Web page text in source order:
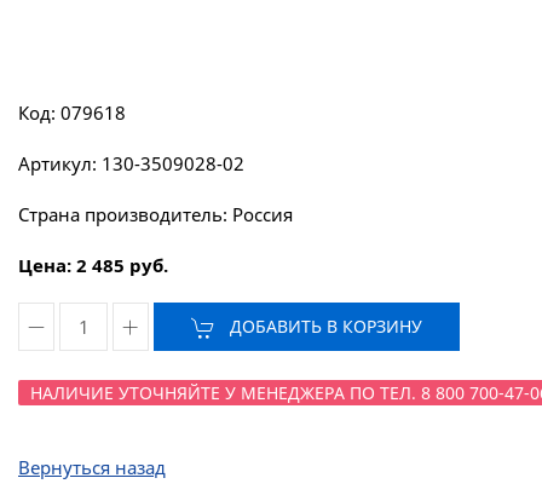
Код: 079618
Артикул: 130-3509028-02
Страна производитель: Россия
Цена: 2 485 руб.
ДОБАВИТЬ В КОРЗИНУ
НАЛИЧИЕ УТОЧНЯЙТЕ У МЕНЕДЖЕРА ПО ТЕЛ. 8 800 700-47-
Вернуться назад